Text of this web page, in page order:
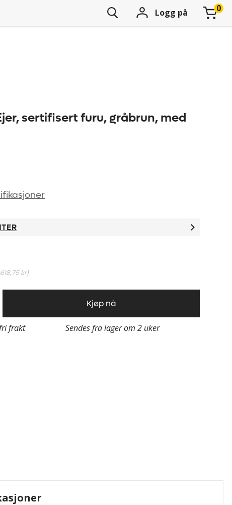
Logg på
sertifisert furu, gråbrun, med
618,75 kr)
Kjøp nå
frakt Sendes fra lager om 2 uker